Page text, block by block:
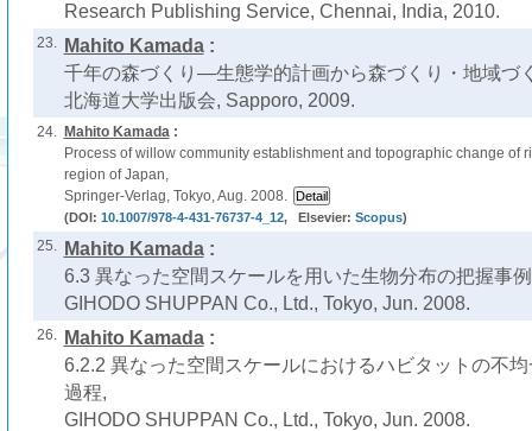
Research Publishing Service, Chennai, India, 2010.
23. Mahito Kamada:
千年の森づくり―生態学的計画から森づくり・地域づ
北海道大学出版会, Sapporo, 2009.
24. Mahito Kamada:
Process of willow community establishment and topographic change of
region of Japan,
Springer-Verlag, Tokyo, Aug. 2008.
(DOI: 10.1007/978-4-431-76737-4_12, Elsevier: Scopus)
25. Mahito Kamada:
6.3 異なった空間スケールを用いた生物分布の把握事
GIHODO SHUPPAN Co., Ltd., Tokyo, Jun. 2008.
26. Mahito Kamada:
6.2.2 異なった空間スケールにおけるハビタットの不
過程,
GIHODO SHUPPAN Co., Ltd., Tokyo, Jun. 2008.